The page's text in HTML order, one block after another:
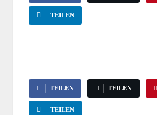
TEILEN
TEILEN TEILEN
TEILEN